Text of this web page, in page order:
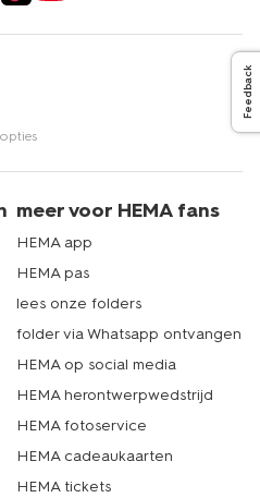
meer voor HEMA fans
HEMA app
HEMA pas
lees onze folders
folder via Whatsapp ontvangen
HEMA op social media
HEMA herontwerpwedstrijd
HEMA fotoservice
HEMA cadeaukaarten
HEMA tickets
Feedback